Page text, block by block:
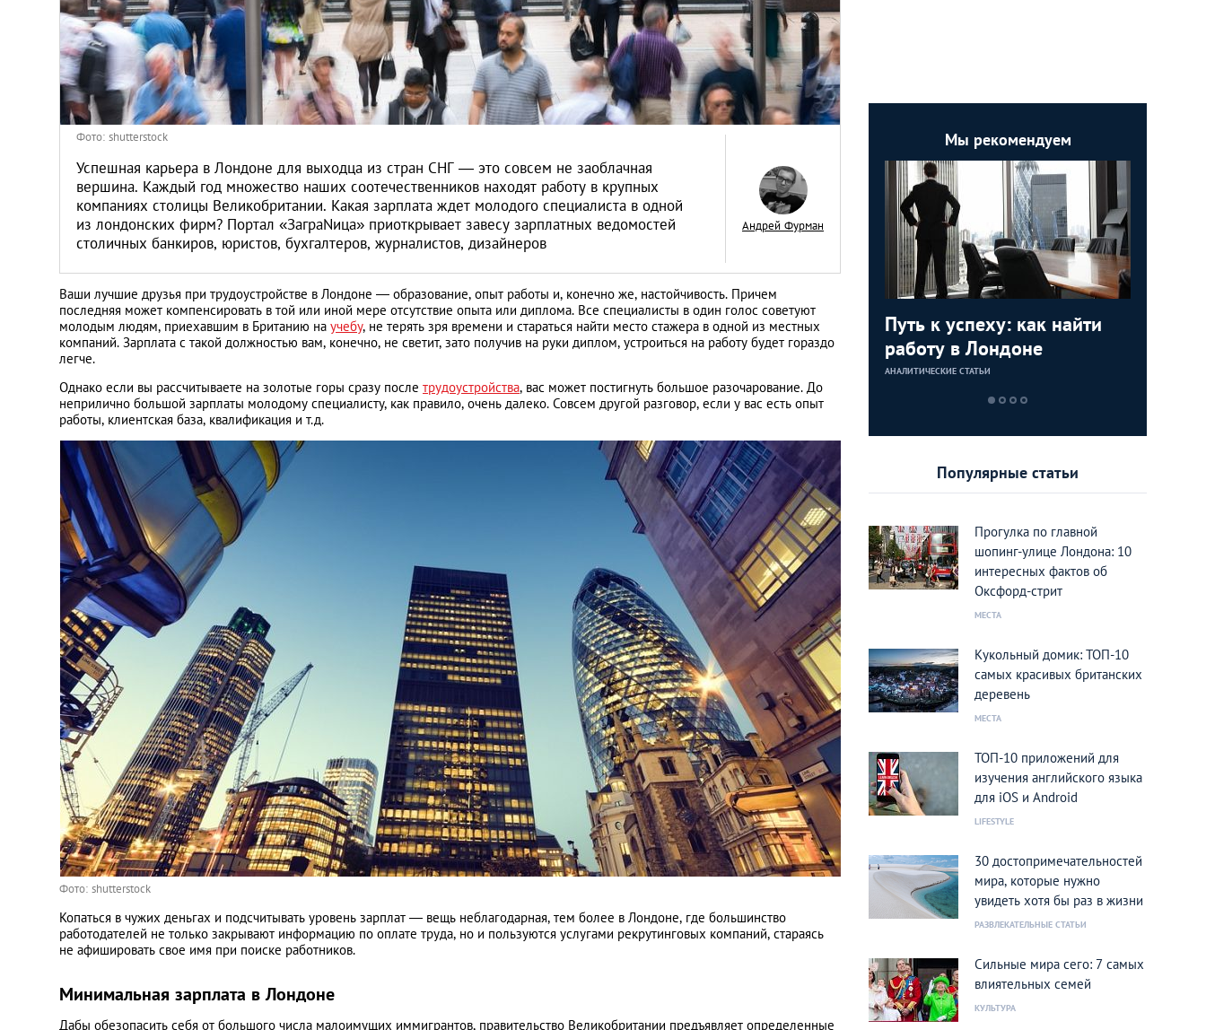
Париж
Паттайя
Пхукет
Санкт-Петербург
Фото: shutterstock
Успешная карьера в Лондоне для выходца из стран СНГ — это совсем не заоблачная
вершина. Каждый год множество наших соотечественников находят работу в крупных
компаниях столицы Великобритании. Какая зарплата ждет молодого специалиста в одной
из лондонских фирм? Портал «ЗаграNица» приоткрывает завесу зарплатных ведомостей
столичных банкиров, юристов, бухгалтеров, журналистов, дизайнеров
Андрей Фурман
Ваши лучшие друзья при трудоустройстве в Лондоне — образование, опыт работы и, конечно же, настойчивость. Причем
последняя может компенсировать в той или иной мере отсутствие опыта или диплома. Все специалисты в один голос советуют
молодым людям, приехавшим в Британию на учебу, не терять зря времени и стараться найти место стажера в одной из местных
компаний. Зарплата с такой должностью вам, конечно, не светит, зато получив на руки диплом, устроиться на работу будет гораздо
легче.
Однако если вы рассчитываете на золотые горы сразу после трудоустройства, вас может постигнуть большое разочарование. До
неприлично большой зарплаты молодому специалисту, как правило, очень далеко. Совсем другой разговор, если у вас есть опыт
работы, клиентская база, квалификация и т.д.
Фото: shutterstock
Копаться в чужих деньгах и подсчитывать уровень зарплат — вещь неблагодарная, тем более в Лондоне, где большинство
работодателей не только закрывают информацию по оплате труда, но и пользуются услугами рекрутинговых компаний, стараясь
не афишировать свое имя при поиске работников.
Минимальная зарплата в Лондоне
Дабы обезопасить себя от большого числа малоимущих иммигрантов, правительство Великобритании предъявляет определенные
Мы рекомендуем
Путь к успеху: как найти
работу в Лондоне
АНАЛИТИЧЕСКИЕ СТАТЬИ
Пора за руль! Все о
получении водительских
Популярные статьи
Прогулка по главной
шопинг-улице Лондона: 10
интересных фактов об
Оксфорд-стрит
МЕСТА
Кукольный домик: ТОП-10
самых красивых британских
деревень
МЕСТА
ТОП-10 приложений для
изучения английского языка
для iOS и Android
LIFESTYLE
30 достопримечательностей
мира, которые нужно
увидеть хотя бы раз в жизни
РАЗВЛЕКАТЕЛЬНЫЕ СТАТЬИ
Сильные мира сего: 7 самых
влиятельных семей
КУЛЬТУРА